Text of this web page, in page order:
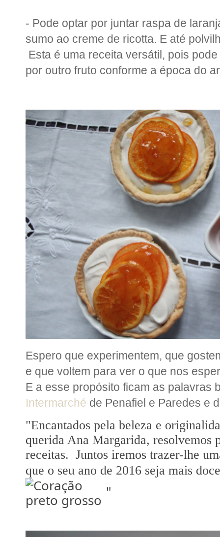
- Pode optar por juntar raspa de
sumo ao creme de ricotta. E até
Esta é uma receita versátil, pois
por outro fruto conforme a época do
Espero que experimentem, que
e que voltem para ver o que nos
E a esse propósito ficam as palavras
Intermarché de Penafiel e Paredes e
"Encantados pela beleza e
querida Ana Margarida, resolvemos
receitas. Juntos iremos trazer-lhe
que o seu ano de 2016 seja mais
️"